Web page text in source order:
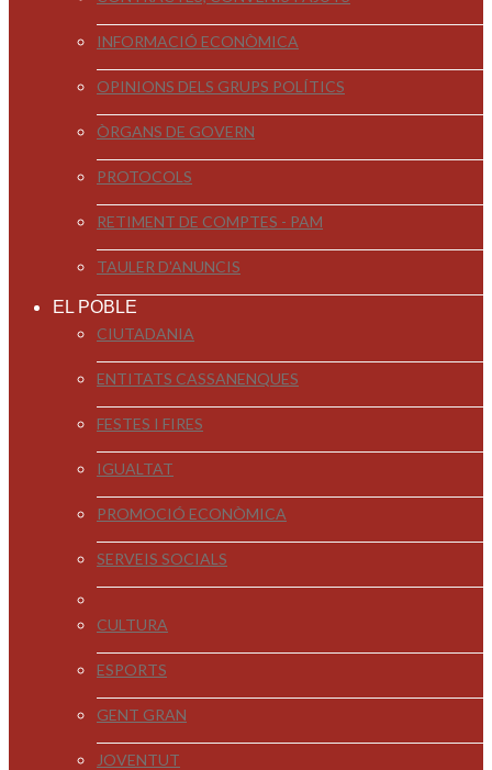
INFORMACIÓ ECONÒMICA
OPINIONS DELS GRUPS POLÍTICS
ÒRGANS DE GOVERN
PROTOCOLS
RETIMENT DE COMPTES - PAM
TAULER D'ANUNCIS
EL POBLE
CIUTADANIA
ENTITATS CASSANENQUES
FESTES I FIRES
IGUALTAT
PROMOCIÓ ECONÒMICA
SERVEIS SOCIALS
CULTURA
ESPORTS
GENT GRAN
JOVENTUT